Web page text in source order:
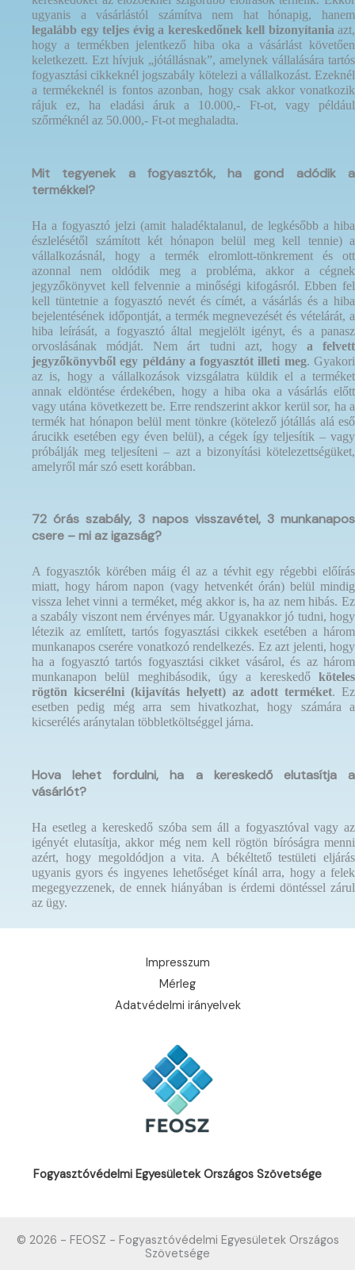
ugyanis a vásárlástól számítva nem hat hónapig, hanem
legalább egy teljes évig a kereskedőnek kell bizonyítania azt,
hogy a termékben jelentkező hiba oka a vásárlást követően
keletkezett. Ezt hívjuk „jótállásnak”, amelynek vállalására tartós
fogyasztási cikkeknél jogszabály kötelezi a vállalkozást. Ezeknél
a termékeknél is fontos azonban, hogy csak akkor vonatkozik
rájuk ez, ha eladási áruk a 10.000,- Ft-ot, vagy például
szőrméknél az 50.000,- Ft-ot meghaladta.
Mit tegyenek a fogyasztók, ha gond adódik a
termékkel?
Ha a fogyasztó jelzi (amit haladéktalanul, de legkésőbb a hiba
észlelésétől számított két hónapon belül meg kell tennie) a
vállalkozásnál, hogy a termék elromlott-tönkrement és ott
azonnal nem oldódik meg a probléma, akkor a cégnek
jegyzőkönyvet kell felvennie a minőségi kifogásról. Ebben fel
kell tüntetnie a fogyasztó nevét és címét, a vásárlás és a hiba
bejelentésének időpontját, a termék megnevezését és vételárát, a
hiba leírását, a fogyasztó által megjelölt igényt, és a panasz
orvoslásának módját. Nem árt tudni azt, hogy a felvett
jegyzőkönyvből egy példány a fogyasztót illeti meg. Gyakori
az is, hogy a vállalkozások vizsgálatra küldik el a terméket
annak eldöntése érdekében, hogy a hiba oka a vásárlás előtt
vagy utána következett be. Erre rendszerint akkor kerül sor, ha a
termék hat hónapon belül ment tönkre (kötelező jótállás alá eső
árucikk esetében egy éven belül), a cégek így teljesítik – vagy
próbálják meg teljesíteni – azt a bizonyítási kötelezettségüket,
amelyről már szó esett korábban.
72 órás szabály, 3 napos visszavétel, 3 munkanapos
csere – mi az igazság?
A fogyasztók körében máig él az a tévhit egy régebbi előírás
miatt, hogy három napon (vagy hetvenkét órán) belül mindig
vissza lehet vinni a terméket, még akkor is, ha az nem hibás. Ez
a szabály viszont nem érvényes már. Ugyanakkor jó tudni, hogy
létezik az említett, tartós fogyasztási cikkek esetében a három
munkanapos cserére vonatkozó rendelkezés. Ez azt jelenti, hogy
ha a fogyasztó tartós fogyasztási cikket vásárol, és az három
munkanapon belül meghibásodik, úgy a kereskedő köteles
rögtön kicserélni (kijavítás helyett) az adott terméket. Ez
esetben pedig még arra sem hivatkozhat, hogy számára a
kicserélés aránytalan többletköltséggel járna.
Hova lehet fordulni, ha a kereskedő elutasítja a
vásárlót?
Ha esetleg a kereskedő szóba sem áll a fogyasztóval vagy az
igényét elutasítja, akkor még nem kell rögtön bíróságra menni
azért, hogy megoldódjon a vita. A békéltető testületi eljárás
ugyanis gyors és ingyenes lehetőséget kínál arra, hogy a felek
megegyezzenek, de ennek hiányában is érdemi döntéssel zárul
az ügy.
Impresszum
Mérleg
Adatvédelmi irányelvek
Fogyasztóvédelmi Egyesületek Országos Szövetsége
© 2026 - FEOSZ - Fogyasztóvédelmi Egyesületek Országos
Szövetsége